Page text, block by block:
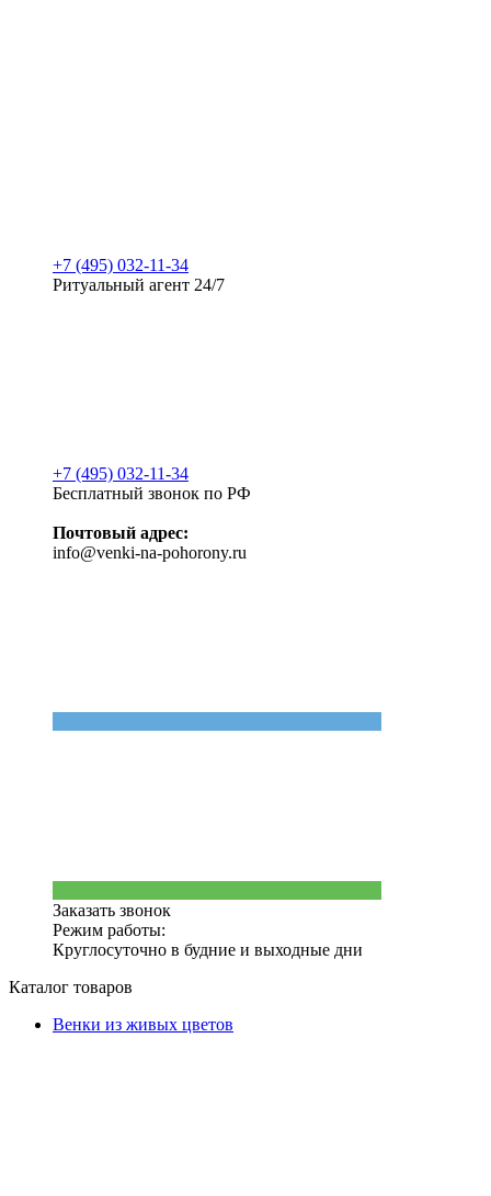
+7 (495) 032-11-34
Ритуальный агент 24/7
+7 (495) 032-11-34
Бесплатный звонок по РФ
Почтовый адрес:
info@venki-na-pohorony.ru
Заказать звонок
Режим работы:
Круглосуточно в будние и выходные дни
Каталог товаров
Венки из живых цветов